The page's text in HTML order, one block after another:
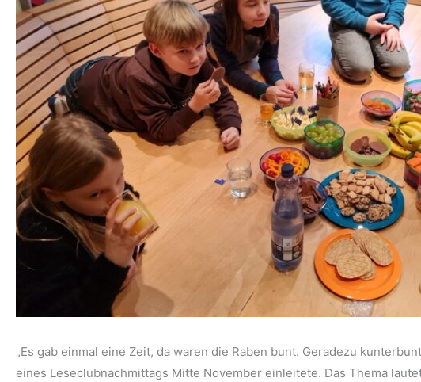
„Es gab einmal eine Zeit, da waren die Raben bunt. Geradezu
eines Leseclubnachmittags Mitte November einleitete. Das Thema